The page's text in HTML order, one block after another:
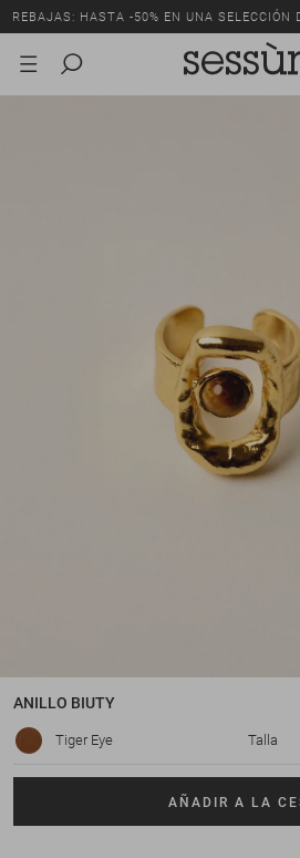
REBAJAS: HASTA -50% EN UNA SELECCIÓN
ANILLO BIUTY
Tiger Eye Talla
AÑADIR A LA